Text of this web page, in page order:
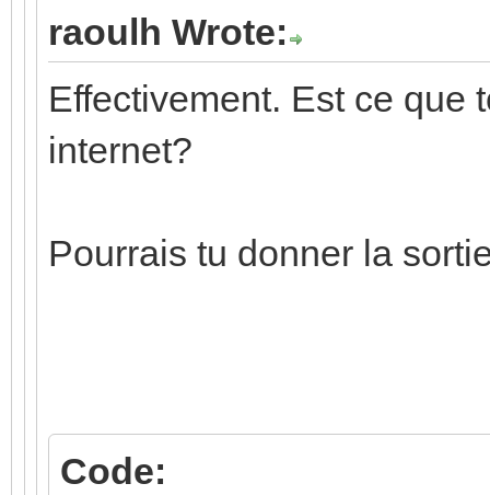
raoulh Wrote:
Effectivement. Est ce que
internet?
Pourrais tu donner la
Code: